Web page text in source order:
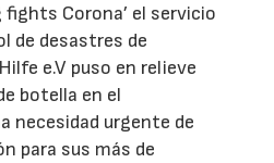
Corona’ el servicio
de desastres de
e.V puso en relieve
botella en el
necesidad urgente de
para sus más de